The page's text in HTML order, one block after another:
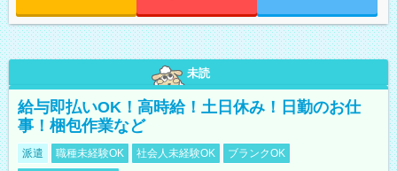
未読
給与即払いOK！高時給！土日休み！日勤のお仕
事！梱包作業など
派遣 職種未経験OK 社会人未経験OK
ブランクOK